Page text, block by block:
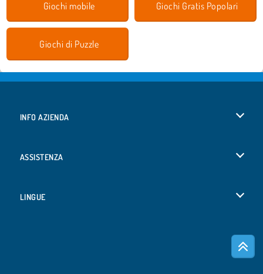
Giochi mobile Giochi Gratis Popolari
Giochi di Puzzle
INFO AZIENDA
ASSISTENZA
LINGUE